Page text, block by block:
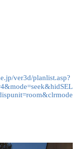
ver3d/planlist.asp?